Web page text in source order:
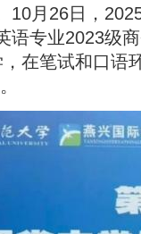
月26日，2025
语专业2023级
在笔试和口语